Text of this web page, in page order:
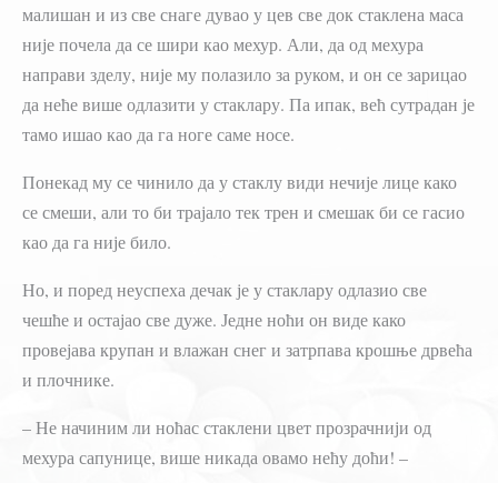
малишан и из све снаге дувао у цев све док стаклена маса
није почела да се шири као мехур. Али, да од мехура
направи зделу, није му полазило за руком, и он се зарицао
да неће више одлазити у стаклару. Па ипак, већ сутрадан је
тамо ишао као да га ноге саме носе.
Понекад му се чинило да у стаклу види нечије лице како
се смеши, али то би трајало тек трен и смешак би се гасио
као да га није било.
Но, и поред неуспеха дечак је у стаклару одлазио све
чешће и остајао све дуже. Једне ноћи он виде како
провејава крупан и влажан снег и затрпава крошње дрвећа
и плочнике.
– Не начиним ли ноћас стаклени цвет прозрачнији од
мехура сапунице, више никада овамо нећу доћи! –